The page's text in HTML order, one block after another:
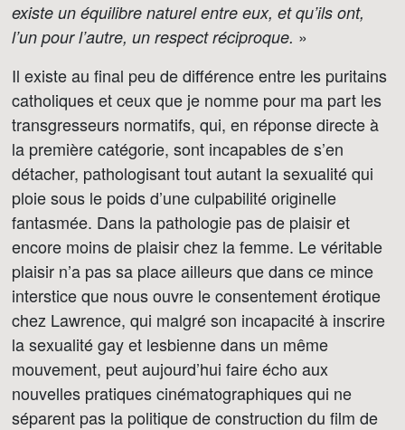
existe un équilibre naturel entre eux, et qu’ils ont,
l’un pour l’autre, un respect réciproque. »
Il existe au final peu de différence entre les puritains
catholiques et ceux que je nomme pour ma part les
transgresseurs normatifs, qui, en réponse directe à
la première catégorie, sont incapables de s’en
détacher, pathologisant tout autant la sexualité qui
ploie sous le poids d’une culpabilité originelle
fantasmée. Dans la pathologie pas de plaisir et
encore moins de plaisir chez la femme. Le véritable
plaisir n’a pas sa place ailleurs que dans ce mince
interstice que nous ouvre le consentement érotique
chez Lawrence, qui malgré son incapacité à inscrire
la sexualité gay et lesbienne dans un même
mouvement, peut aujourd’hui faire écho aux
nouvelles pratiques cinématographiques qui ne
séparent pas la politique de construction du film de